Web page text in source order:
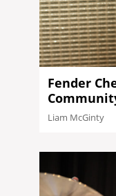
Fender
Liam McGinty